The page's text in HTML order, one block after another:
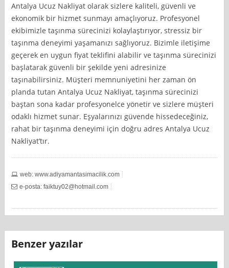
Antalya Ucuz Nakliyat olarak sizlere kaliteli, güvenli ve
ekonomik bir hizmet sunmayı amaçlıyoruz. Profesyonel
ekibimizle taşınma sürecinizi kolaylaştırıyor, stressiz bir
taşınma deneyimi yaşamanızı sağlıyoruz. Bizimle iletişime
geçerek en uygun fiyat teklifini alabilir ve taşınma sürecinizi
başlatarak güvenli bir şekilde yeni adresinize
taşınabilirsiniz. Müşteri memnuniyetini her zaman ön
planda tutan Antalya Ucuz Nakliyat, taşınma sürecinizi
baştan sona kadar profesyonelce yönetir ve sizlere müşteri
odaklı hizmet sunar. Eşyalarınızı güvende hissedeceğiniz,
rahat bir taşınma deneyimi için doğru adres Antalya Ucuz
Nakliyat’tır.
web: www.adiyamantasimacilik.com
e-posta:faiktuy02@hotmail.com
Benzer yazılar